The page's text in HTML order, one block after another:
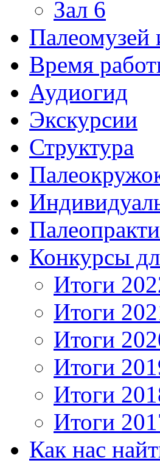
Зал 6
Палеомузей
Время
Аудиогид
Экскурсии
Структура
Конкурсы
Итоги
Итоги
Итоги
Итоги
Итоги
Итоги
Как нас